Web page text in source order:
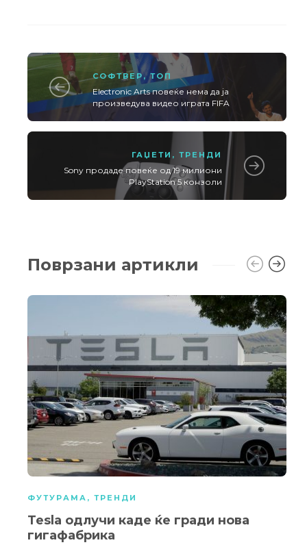
СОФТВЕР,ТОП
Electronic Arts повеќе нема да ја
произведува видео играта FIFA
ГАЏЕТИ , ТРЕНДИ
Sony продаде повеќе од 19 милиони
PlayStation 5 конзоли
Поврзани артикли
ФУТУРАМА , ТРЕНДИ
Tesla oдлучи каде ќе гради нова
гигафабрика